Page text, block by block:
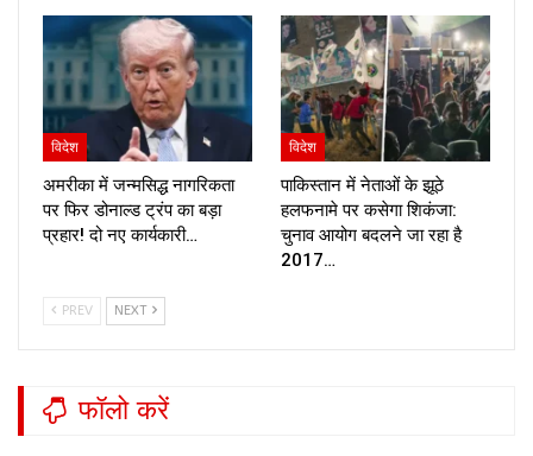
विदेश
अमरीका में जन्मसिद्ध नागरिकता
पर फिर डोनाल्ड ट्रंप का बड़ा
प्रहार! दो नए कार्यकारी…
विदेश
पाकिस्तान में नेताओं के झूठे
हलफनामे पर कसेगा शिकंजा:
चुनाव आयोग बदलने जा रहा है
2017…
PREV NEXT
फॉलो करें